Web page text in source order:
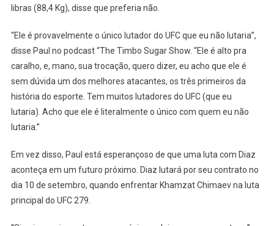
libras (88,4 Kg), disse que preferia não.
“Ele é provavelmente o único lutador do UFC que eu não lutaria”,
disse Paul no podcast “The Timbo Sugar Show. “Ele é alto pra
caralho, e, mano, sua trocação, quero dizer, eu acho que ele é
sem dúvida um dos melhores atacantes, os três primeiros da
história do esporte. Tem muitos lutadores do UFC (que eu
lutaria). Acho que ele é literalmente o único com quem eu não
lutaria.”
Em vez disso, Paul está esperançoso de que uma luta com Diaz
aconteça em um futuro próximo. Diaz lutará por seu contrato no
dia 10 de setembro, quando enfrentar Khamzat Chimaev na luta
principal do UFC 279.